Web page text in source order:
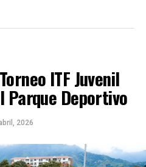
ITF Juvenil
Parque Deportivo
2026